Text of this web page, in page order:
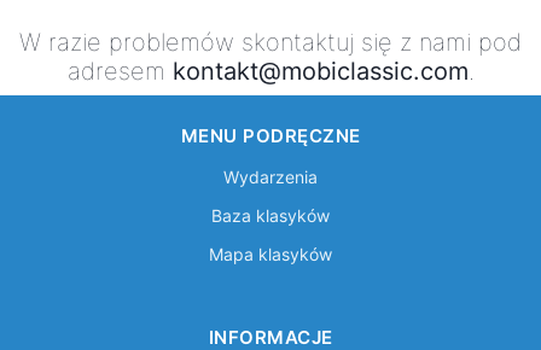
W razie problemów skontaktuj się z nami pod
adresem kontakt@mobiclassic.com.
MENU PODRĘCZNE
Wydarzenia
Baza klasyków
Mapa klasyków
INFORMACJE